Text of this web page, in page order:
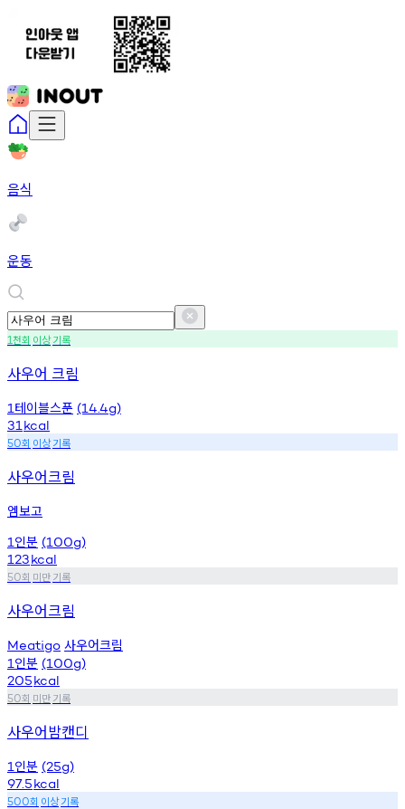
음식
운동
1천회 이상기록
사우어 크림
1 테이블스푼 (14.4g)
31 kcal
50회 이상기록
사우어크림
엠보고
1 인분 (100g)
123kcal
50회 미만기록
사우어크림
Meatigo 사우어크림
1 인분 (100g)
205kcal
50회 미만기록
사우어밤캔디
1 인분 (25g)
97.5kcal
500회 이상기록